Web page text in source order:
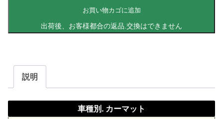
お買い物カゴに追加
説明
車種別. カーマット